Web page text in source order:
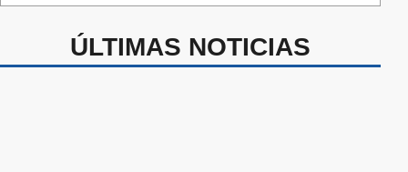
ÚLTIMAS NOTICIAS